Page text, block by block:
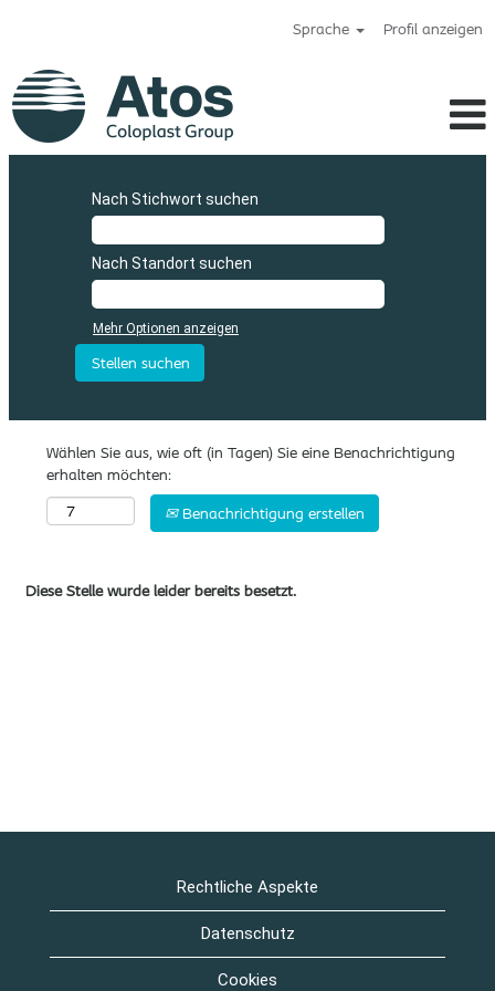
Sprache Profil anzeigen
Nach Stichwort suchen
Nach Standort suchen
Mehr Optionen anzeigen
Wählen Sie aus, wie oft (in Tagen) Sie eine Benachrichtigung
erhalten möchten:
Benachrichtigung erstellen
Diese Stelle wurde leider bereits besetzt.
Rechtliche Aspekte
Datenschutz
Cookies